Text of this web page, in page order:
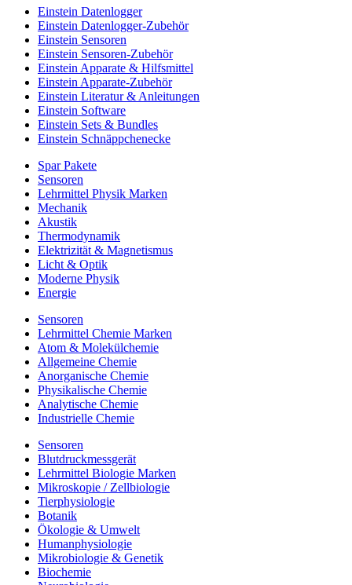
Einstein Datenlogger
Einstein Datenlogger-Zubehör
Einstein Sensoren
Einstein Sensoren-Zubehör
Einstein Apparate & Hilfsmittel
Einstein Apparate-Zubehör
Einstein Literatur & Anleitungen
Einstein Software
Einstein Sets & Bundles
Einstein Schnäppchenecke
Spar Pakete
Sensoren
Lehrmittel Physik Marken
Mechanik
Akustik
Thermodynamik
Elektrizität & Magnetismus
Licht & Optik
Moderne Physik
Energie
Sensoren
Lehrmittel Chemie Marken
Atom & Molekülchemie
Allgemeine Chemie
Anorganische Chemie
Physikalische Chemie
Analytische Chemie
Industrielle Chemie
Sensoren
Blutdruckmessgerät
Lehrmittel Biologie Marken
Mikroskopie / Zellbiologie
Tierphysiologie
Botanik
Ökologie & Umwelt
Humanphysiologie
Mikrobiologie & Genetik
Biochemie